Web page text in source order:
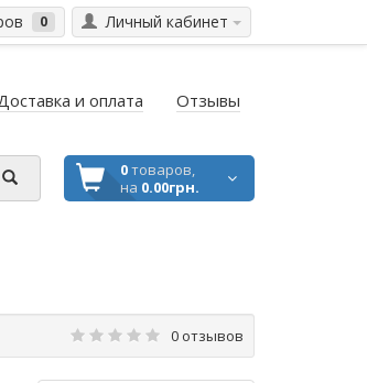
0 Личный кабинет
и оплата Отзывы
0товаров,
на 0.00грн.
0 отзывов